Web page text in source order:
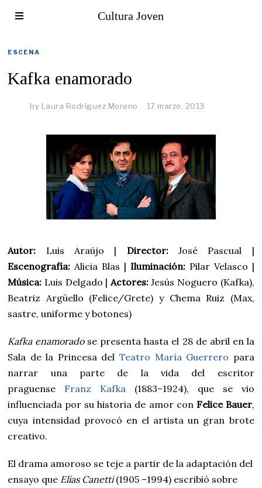
Cultura Joven
ESCENA
Kafka enamorado
by Laura Rodríguez Moreno 17 marzo, 2013
Autor: Luis Araújo | Director: José Pascual |
Escenografía: Alicia Blas | Iluminación:Pilar Velasco |
Música: Luis Delgado | Actores:Jesús Noguero (Kafka),
Beatriz Argüello (Felice/Grete) y Chema Ruiz (Max,
sastre, uniforme y botones)
Kafka enamoradose presenta hasta el 28 de abril en la
Sala de la Princesa delTeatro María Guerrero para
narrar una parte de la vida del escritor
praguense Franz Kafka (1883–1924), que se vio
influenciada por su historia de amor con Felice Bauer,
cuya intensidad provocó en el artista un gran brote
creativo.
El drama amoroso se teje a partir de la adaptación del
ensayo que Elías Canetti(1905 –1994) escribió sobre